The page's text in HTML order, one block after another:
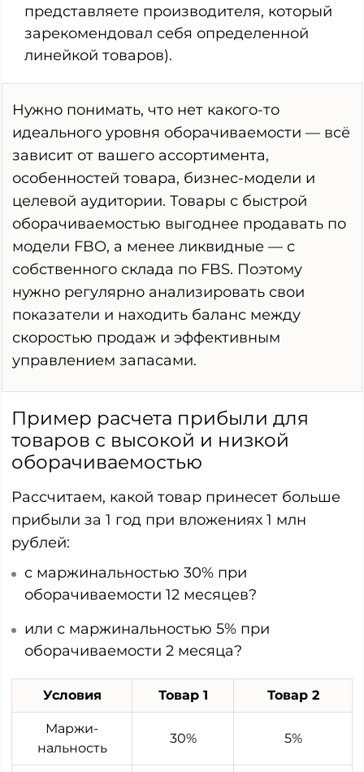
представляете производителя, который
зарекомендовал себя определенной
линейкой товаров).
Нужно понимать, что нет какого-то
идеального уровня оборачиваемости — всё
зависит от вашего ассортимента,
особенностей товара, бизнес-модели и
целевой аудитории. Товары с быстрой
оборачиваемостью выгоднее продавать по
модели FBO, а менее ликвидные — с
собственного склада по FBS. Поэтому
нужно регулярно анализировать свои
показатели и находить баланс между
скоростью продаж и эффективным
управлением запасами.
Пример расчета прибыли для
товаров с высокой и низкой
оборачиваемостью
Рассчитаем, какой товар принесет больше
прибыли за 1 год при вложениях 1 млн
рублей:
с маржинальностью 30% при
оборачиваемости 12 месяцев?
или с маржинальностью 5% при
оборачиваемости 2 месяца?
Условия Товар 1 Товар 2
Маржи­
нальность
30% 5%